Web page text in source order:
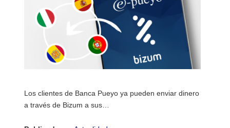
Los clientes de Banca Pueyo ya pueden enviar dinero
a través de Bizum a sus…